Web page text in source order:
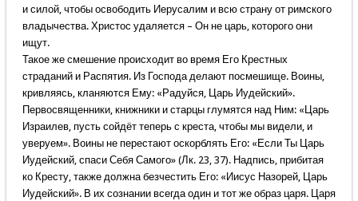
и силой, чтобы освободить Иерусалим и всю страну от римского
владычества. Христос удаляется – Он не царь, которого они
ищут.
Такое же смешение происходит во время Его Крестных
страданий и Распятия. Из Господа делают посмешище. Воины,
кривляясь, кланяются Ему: «Радуйся, Царь Иудейский».
Первосвященники, книжники и старцы глумятся над Ним: «Царь
Израилев, пусть сойдёт теперь с креста, чтобы мы видели, и
уверуем». Воины не перестают оскорблять Его: «Если Ты Царь
Иудейский, спаси Себя Самого» (Лк. 23, 37). Надпись, прибитая
ко Кресту, также должна безчестить Его: «Иисус Назорей, Царь
Иудейский». В их сознании всегда один и тот же образ царя. Царя